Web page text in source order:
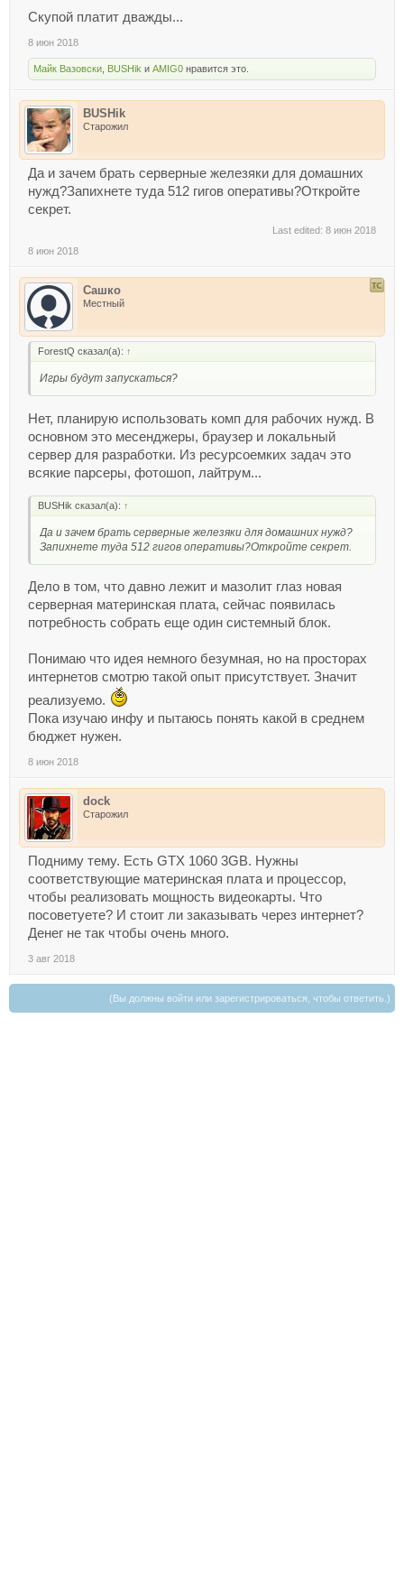
Скупой платит дважды...
8 июн 2018
Майк Вазовски BUSHik и АMIG0 нравится это.
BUSHik
Старожил
Да и зачем брать серверные железяки для домашних
нужд?Запихнете туда 512 гигов оперативы?Откройте
секрет.
Last edited: 8 июн 2018
8 июн 2018
Сашко
Местный
ForestQ сказал(а): ↑
Игры будут запускаться?
Нет, планирую использовать комп для рабочих нужд. В
основном это месенджеры, браузер и локальный
сервер для разработки. Из ресурсоемких задач это
всякие парсеры, фотошоп, лайтрум...
BUSHik сказал(а): ↑
Да и зачем брать серверные железяки для домашних нужд?
Запихнете туда 512 гигов оперативы?Откройте секрет.
Дело в том, что давно лежит и мазолит глаз новая
серверная материнская плата, сейчас появилась
потребность собрать еще один системный блок.
Понимаю что идея немного безумная, но на просторах
интернетов смотрю такой опыт присутствует. Значит
реализуемо.
Пока изучаю инфу и пытаюсь понять какой в среднем
бюджет нужен.
8 июн 2018
dock
Старожил
Подниму тему. Есть GTX 1060 3GB. Нужны
соответствующие материнская плата и процессор,
чтобы реализовать мощность видеокарты. Что
посоветуете? И стоит ли заказывать через интернет?
Денег не так чтобы очень много.
3 авг 2018
(Вы должны войти или зарегистрироваться, чтобы ответить.)